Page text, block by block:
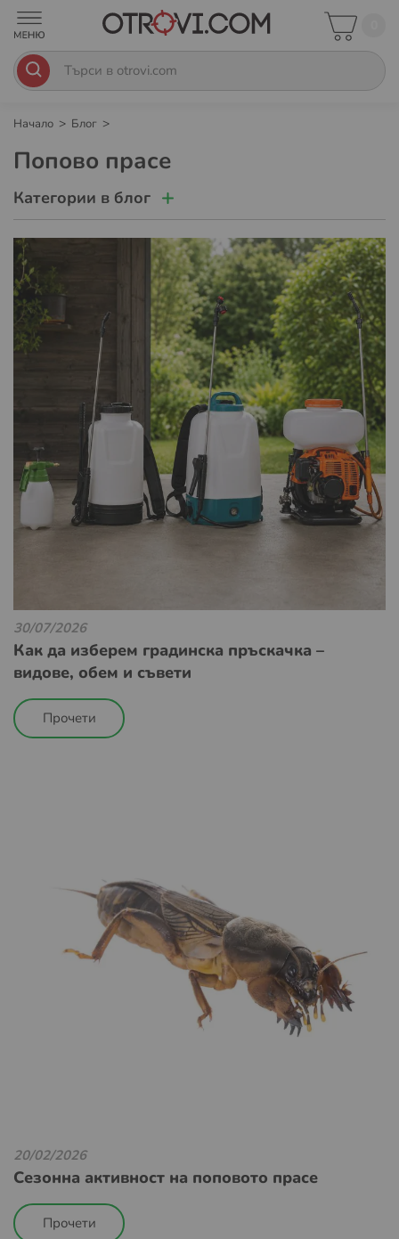
Начало Блог
Попово прасе
Категории в блог
30/07/2026
Как да изберем градинска пръскачка –
видове, обем и съвети
Прочети
20/02/2026
Сезонна активност на поповото прасе
Прочети